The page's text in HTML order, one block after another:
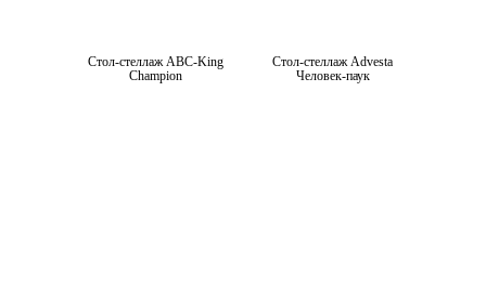
Стол-стеллаж ABC-King
Champion
Стол-стеллаж Advesta
Человек-паук